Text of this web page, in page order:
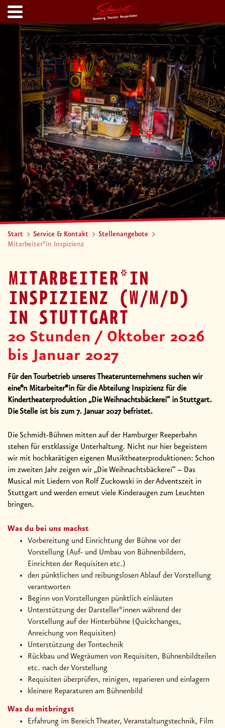
Start Service & Kontakt
Stellenangebote
Mitarbeiter*in Inspizienz
MITARBEITER*IN
INSPIZIENZ (W/M/D)
IN STUTTGART
20 Stunden / Oktober 2026
bis Januar 2027
Für den Tourbetrieb unseres Theaterunternehmens suchen wir
eine*n Mitarbeiter*in für die Abteilung Inspizienz für die
Kindertheaterproduktion „Die Weihnachtsbäckerei“ in Stuttgart.
Die Stelle ist bis zum 7. Januar 2027 befristet.
Die Schmidt-Bühnen mitten auf der Hamburger Reeperbahn
stehen für erstklassige Unterhaltung. Nicht nur hier begeistern
wir mit hochkarätigen eigenen Musiktheaterproduktionen: Schon
im zweiten Jahr zeigen wir „Die Weihnachtsbäckerei“ – Das
Musical mit Liedern von Rolf Zuckowski in der Adventszeit in
Stuttgart und werden erneut viele Kinderaugen zum Leuchten
bringen.
Was du bei uns machst
Vorbereitung und Einrichtung der Bühne vor der
Vorstellung (Auf- und Umbau von Bühnenbildern,
Einrichten der Requisiten etc.)
den pünktlichen und reibungslosen Ablauf der Vorstellung
verantworten
Beginn von Vorstellungen pünktlich einläuten
Unterstützung der Darsteller*innen während der
Vorstellung auf der Hinterbühne (Quickchanges,
Anreichung von Requisiten)
Unterstützung der Tontechnik
Rückbau und Wegräumen von Requisiten, Bühnenbildteilen
etc. nach der Vorstellung
Requisiten überprüfen, reinigen, reparieren und einlagern
kleinere Reparaturen am Bühnenbild
Was du mitbringst
Erfahrung im Bereich Theater, Veranstaltungstechnik, Film